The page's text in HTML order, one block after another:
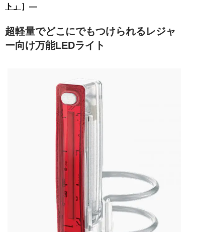
ト」 ］―
超軽量でどこにでもつけられるレジャ
ー向け万能LEDライト